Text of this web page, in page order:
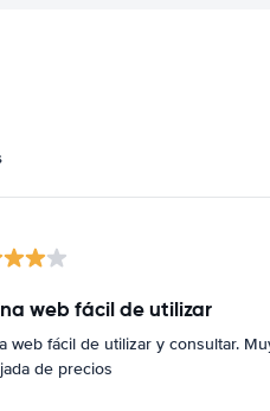
web fácil de utilizar
web fácil de utilizar y consultar.
de precios